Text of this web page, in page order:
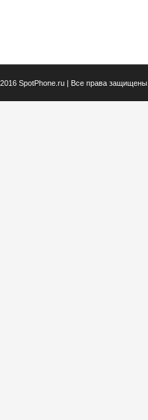
2016 SpotPhone.ru | Все права защищены.